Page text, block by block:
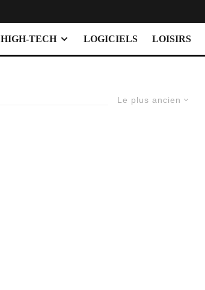
HIGH-TECH LOGICIELS LOISIRS
Le plus ancien